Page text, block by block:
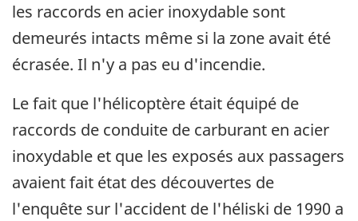
les raccords en acier inoxydable sont
demeurés intacts même si la zone avait été
écrasée. Il n'y a pas eu d'incendie.
Le fait que l'hélicoptère était équipé de
raccords de conduite de carburant en acier
inoxydable et que les exposés aux passagers
avaient fait état des découvertes de
l'enquête sur l'accident de l'héliski de 1990 a